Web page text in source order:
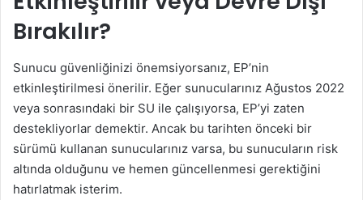
Bırakılır?
Sunucu güvenliğinizi önemsiyorsanız, EP’nin
etkinleştirilmesi önerilir. Eğer sunucularınız Ağustos 2022
veya sonrasındaki bir SU ile çalışıyorsa, EP’yi zaten
destekliyorlar demektir. Ancak bu tarihten önceki bir
sürümü kullanan sunucularınız varsa, bu sunucuların risk
altında olduğunu ve hemen güncellenmesi gerektiğini
hatırlatmak isterim.